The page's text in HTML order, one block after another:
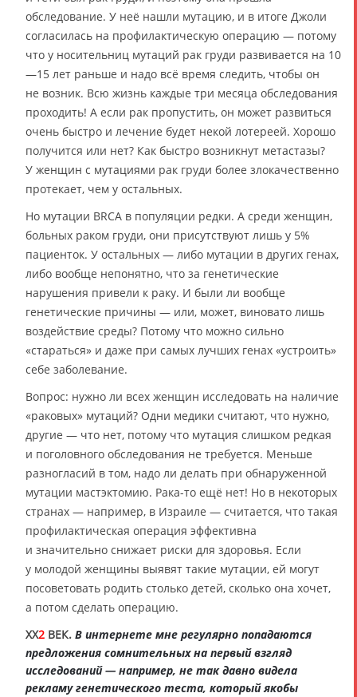
обследование. У неё нашли мутацию, и в итоге Джоли
согласилась на профилактическую операцию — потому
что у носительниц мутаций рак груди развивается на 10
—15 лет раньше и надо всё время следить, чтобы он
не возник. Всю жизнь каждые три месяца обследования
проходить! А если рак пропустить, он может развиться
очень быстро и лечение будет некой лотереей. Хорошо
получится или нет? Как быстро возникнут метастазы?
У женщин с мутациями рак груди более злокачественно
протекает, чем у остальных.
Но мутации BRCA в популяции редки. А среди женщин,
больных раком груди, они присутствуют лишь у 5%
пациенток. У остальных — либо мутации в других генах,
либо вообще непонятно, что за генетические
нарушения привели к раку. И были ли вообще
генетические причины — или, может, виновато лишь
воздействие среды? Потому что можно сильно
«стараться» и даже при самых лучших генах «устроить»
себе заболевание.
Вопрос: нужно ли всех женщин исследовать на наличие
«раковых» мутаций? Одни медики считают, что нужно,
другие — что нет, потому что мутация слишком редкая
и поголовного обследования не требуется. Меньше
разногласий в том, надо ли делать при обнаруженной
мутации мастэктомию. Рака-то ещё нет! Но в некоторых
странах — например, в Израиле — считается, что такая
профилактическая операция эффективна
и значительно снижает риски для здоровья. Если
у молодой женщины выявят такие мутации, ей могут
посоветовать родить столько детей, сколько она хочет,
а потом сделать операцию.
XX2 ВЕК. В интернете мне регулярно попадаются
предложения сомнительных на первый взгляд
исследований — например, не так давно видела
рекламу генетического теста, который якобы